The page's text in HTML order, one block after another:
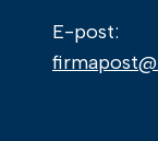
E-post: